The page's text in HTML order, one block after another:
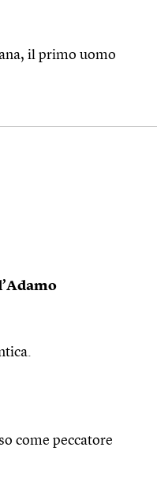
il primo uomo
come peccatore